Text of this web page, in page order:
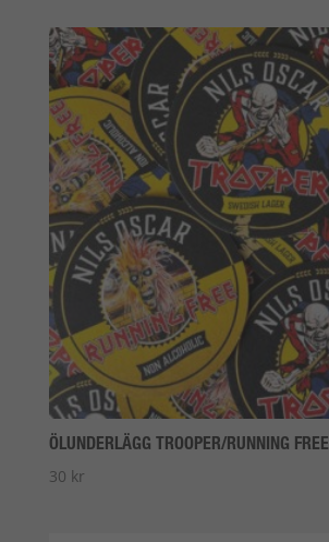
ÖLUNDERLÄGG TROOPER/RUNNING FREE
30 kr